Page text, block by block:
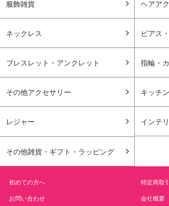
服飾雑貨 ヘアア
ネックレス ピアス
ブレスレット・アンクレット 指輪・
その他アクセサリー キッチン
レジャー インテ
その他雑貨・ギフト・ラッピング
初めての方へ 特定商取
お問い合わせ 会社概要